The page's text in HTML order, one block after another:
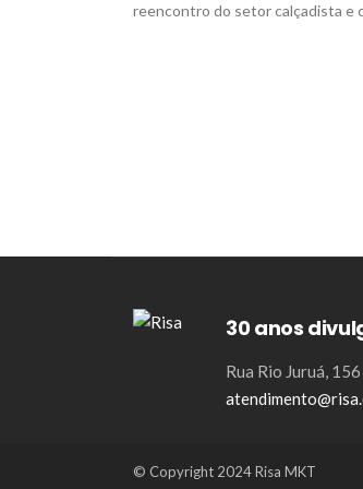
reencontro do setor calçadista e
30 anos
Rua Rio Juruá,
© Copyright 2024 Risa MKT